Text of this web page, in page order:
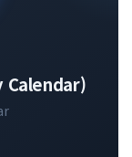
Calendar)